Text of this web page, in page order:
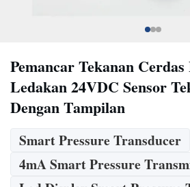
Pemancar Tekanan
Ledakan 24VDC Sensor
Dengan Tampilan
Smart Pressure Transducer
4mA Smart Pressure